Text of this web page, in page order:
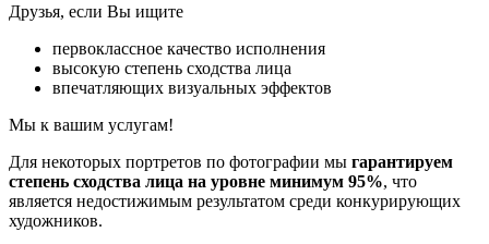
Друзья, если Вы ищите
первоклассное качество исполнения
высокую степень сходства лица
впечатляющих визуальных эффектов
Мы к вашим услугам!
Для некоторых портретов по фотографии мы гарантируем
степень сходства лица на уровне минимум 95%, что
является недостижимым результатом среди конкурирующих
художников.